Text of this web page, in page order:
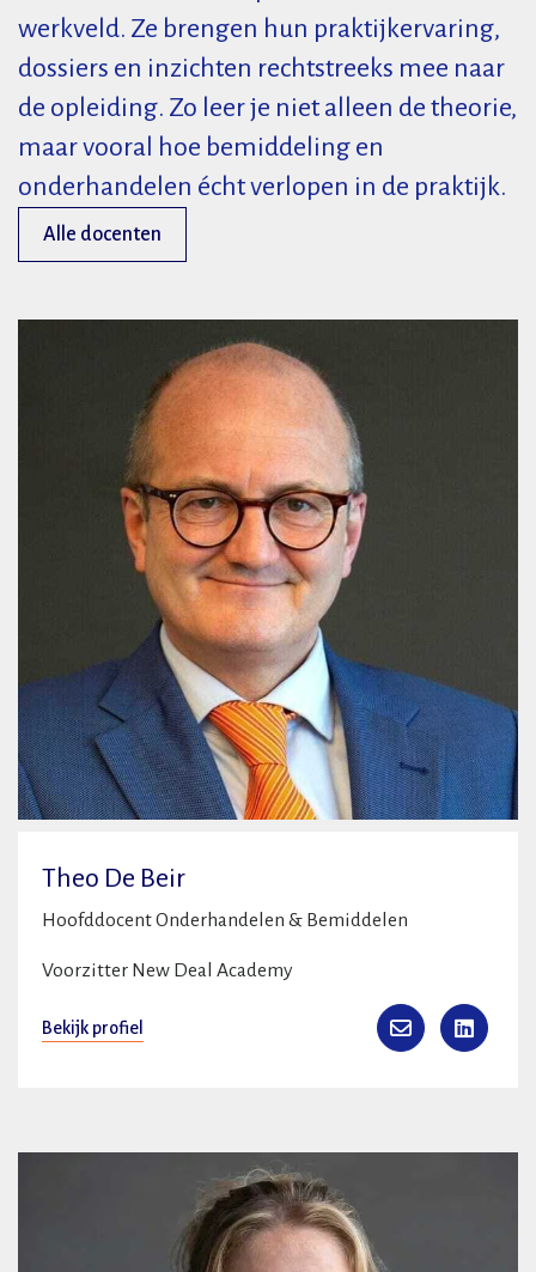
werkveld. Ze brengen hun praktijkervaring,
dossiers en inzichten rechtstreeks mee naar
de opleiding. Zo leer je niet alleen de theorie,
maar vooral hoe bemiddeling en
onderhandelen écht verlopen in de praktijk.
Alle docenten
Theo De Beir
Hoofddocent Onderhandelen & Bemiddelen
Voorzitter New Deal Academy
Bekijk profiel